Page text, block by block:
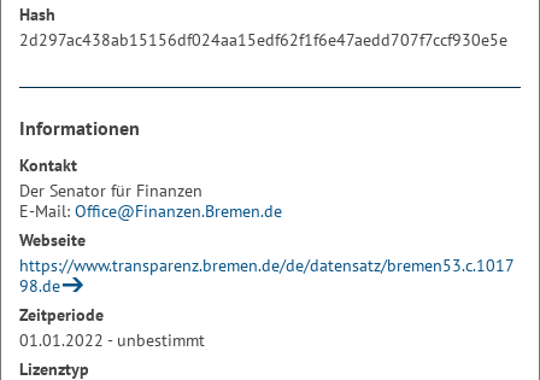
Hash
2d297ac438ab15156df024aa15edf62f1f6e47aedd707f7ccf930e5e
Informationen
Kontakt
Der Senator für Finanzen
E-Mail: Office@Finanzen.Bremen.de
Webseite
https://www.transparenz.bremen.de/de/datensatz/bremen53.c.1017
98.de
Zeitperiode
01.01.2022 - unbestimmt
Lizenztyp